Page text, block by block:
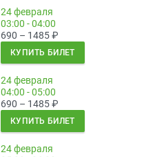
24 февраля
03:00 - 04:00
690 – 1485₽
КУПИТЬ БИЛЕТ
24 февраля
04:00 - 05:00
690 – 1485₽
КУПИТЬ БИЛЕТ
24 февраля